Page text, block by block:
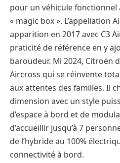
pour un véhicule
« magic box ». L’appellation
apparition en 2017 avec C3
praticité de référence en y
baroudeur. Mi 2024, Citroën
Aircross qui se réinvente
aux attentes des familles. Il
dimension avec un style
d’espace à bord et de
d’accueillir jusqu’à 7
de l’hybride au 100%
connectivité à bord.